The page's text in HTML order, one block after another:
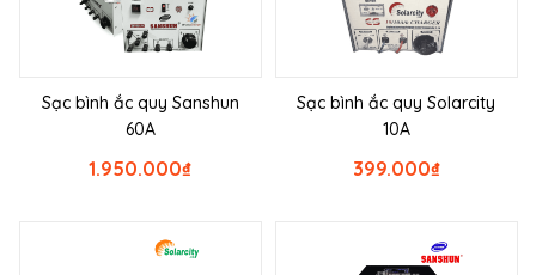
Sạc bình ắc quy Sanshun
60A
₫
1.950.000
Sạc bình ắc quy Solarcity
10A
₫
399.000